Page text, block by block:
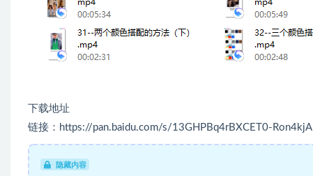
下载地址
链接：https://pan.baidu.com/s/13GHPBq4rBXCET0-Ron4kjA
隐藏内容